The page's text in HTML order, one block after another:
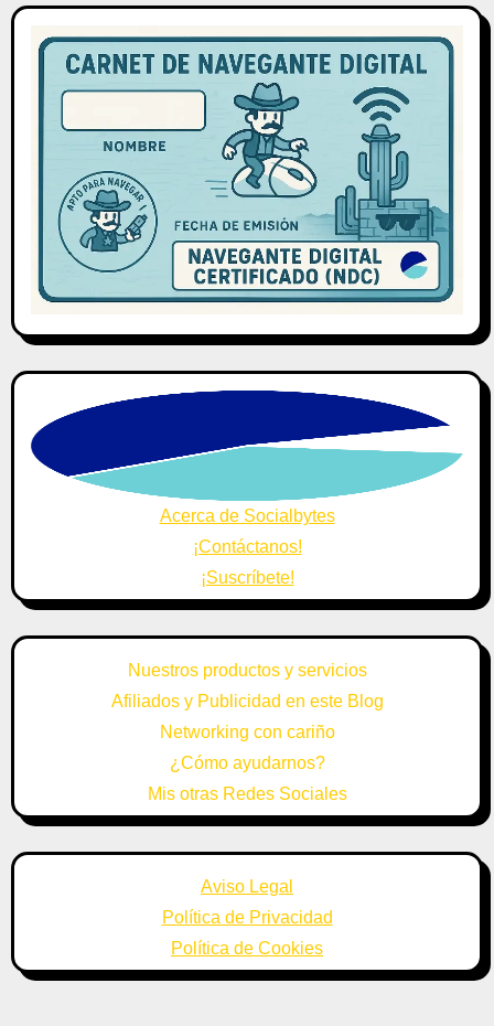
Acerca de Socialbytes
¡Contáctanos!
¡Suscríbete!
Nuestros productos y servicios
Afiliados y Publicidad en este Blog
Networking con cariño
¿Cómo ayudarnos?
Mis otras Redes Sociales
Aviso Legal
Política de Privacidad
Política de Cookies